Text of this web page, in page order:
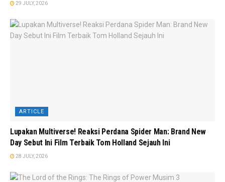
29 JULY, 2026
ARTICLE
Lupakan Multiverse! Reaksi Perdana Spider Man: Brand New
Day Sebut Ini Film Terbaik Tom Holland Sejauh Ini
28 JULY, 2026